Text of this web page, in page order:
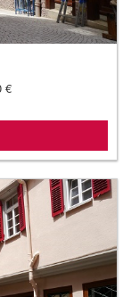
€